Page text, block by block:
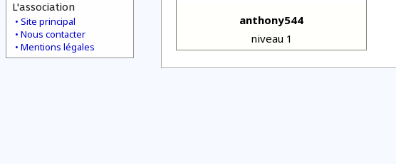
L'association
Site principal
Nous contacter
Mentions légales
anthony544
niveau 1